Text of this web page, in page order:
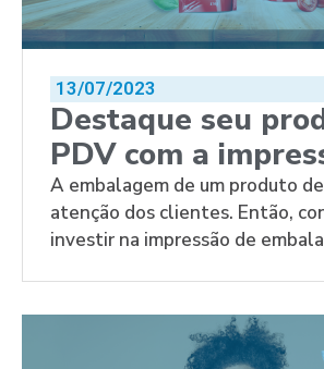
13/07/2023
Destaque seu
PDV com a
rotogravura
A embalagem de um produto
atenção dos clientes. Então,
investir na impressão de